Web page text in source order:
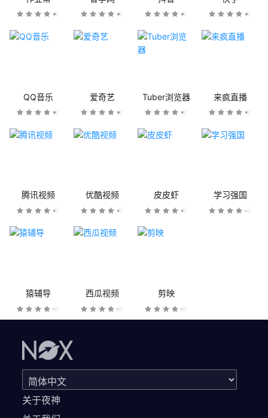
QQ音乐 爱奇艺 Tuber浏览器 来疯直播
腾讯视频 优酷视频 皮皮虾 学习强国
猿辅导 西瓜视频 剪映
关于夜神